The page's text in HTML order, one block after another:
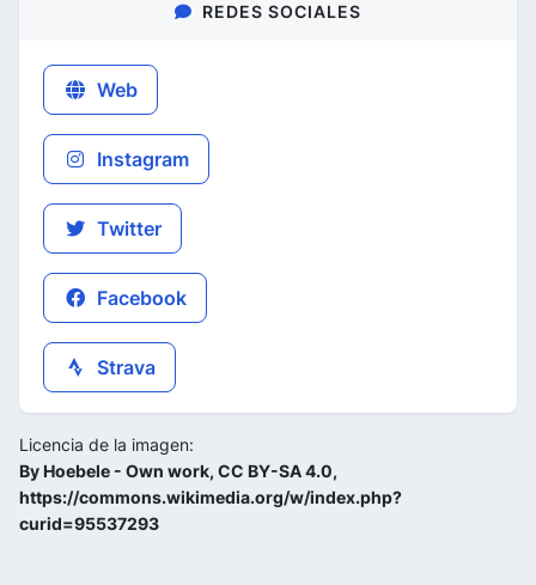
REDES SOCIALES
Web
Instagram
Twitter
Facebook
Strava
Licencia de la imagen:
By Hoebele - Own work, CC BY-SA 4.0,
https://commons.wikimedia.org/w/index.php?
curid=95537293